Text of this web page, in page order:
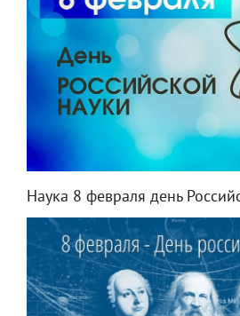
Наука 8 февраля день